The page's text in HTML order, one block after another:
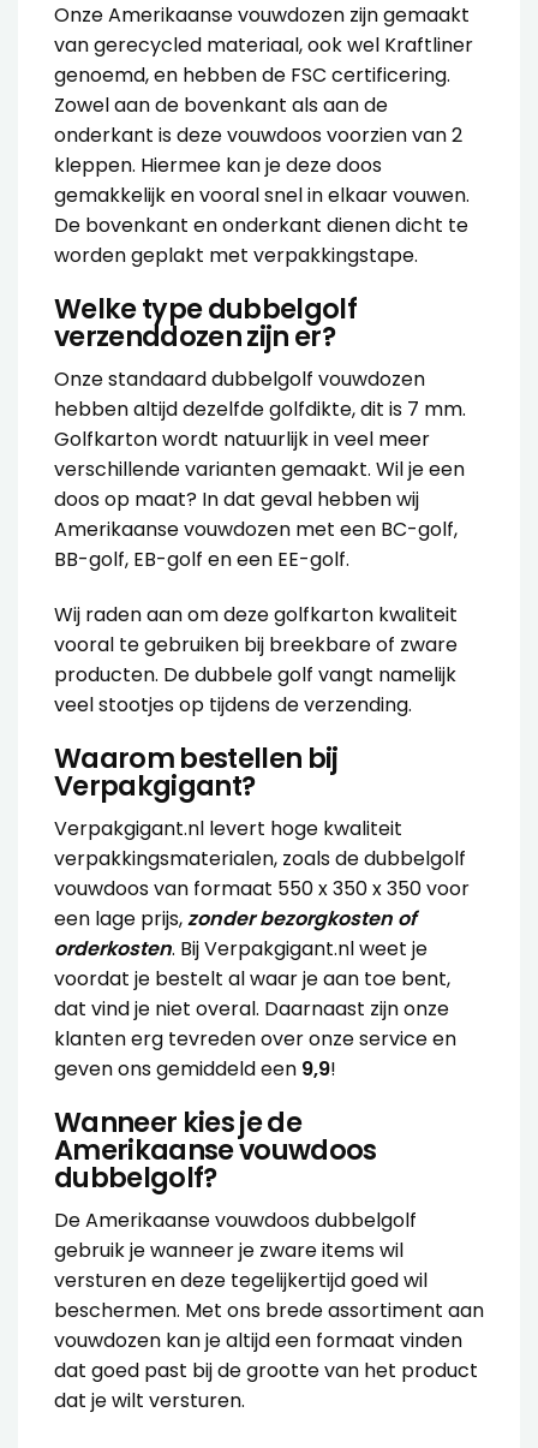
Onze Amerikaanse vouwdozen zijn gemaakt
van gerecycled materiaal, ook wel Kraftliner
genoemd, en hebben de FSC certificering.
Zowel aan de bovenkant als aan de
onderkant is deze vouwdoos voorzien van 2
kleppen. Hiermee kan je deze doos
gemakkelijk en vooral snel in elkaar vouwen.
De bovenkant en onderkant dienen dicht te
worden geplakt met verpakkingstape.
Welke type dubbelgolf
verzenddozen zijn er?
Onze standaard dubbelgolf vouwdozen
hebben altijd dezelfde golfdikte, dit is 7 mm.
Golfkarton wordt natuurlijk in veel meer
verschillende varianten gemaakt. Wil je een
doos op maat? In dat geval hebben wij
Amerikaanse vouwdozen met een BC-golf,
BB-golf, EB-golf en een EE-golf.
Wij raden aan om deze golfkarton kwaliteit
vooral te gebruiken bij breekbare of zware
producten. De dubbele golf vangt namelijk
veel stootjes op tijdens de verzending.
Waarom bestellen bij
Verpakgigant?
Verpakgigant.nl levert hoge kwaliteit
verpakkingsmaterialen, zoals de dubbelgolf
vouwdoos van formaat 550 x 350 x 350 voor
een lage prijs,zonder bezorgkosten of
orderkosten. Bij Verpakgigant.nl weet je
voordat je bestelt al waar je aan toe bent,
dat vind je niet overal. Daarnaast zijn onze
klanten erg tevreden over onze service en
geven ons gemiddeld een 9,9!
Wanneer kies je de
Amerikaanse vouwdoos
dubbelgolf?
De Amerikaanse vouwdoos dubbelgolf
gebruik je wanneer je zware items wil
versturen en deze tegelijkertijd goed wil
beschermen. Met ons brede assortiment aan
vouwdozen kan je altijd een formaat vinden
dat goed past bij de grootte van het product
dat je wilt versturen.